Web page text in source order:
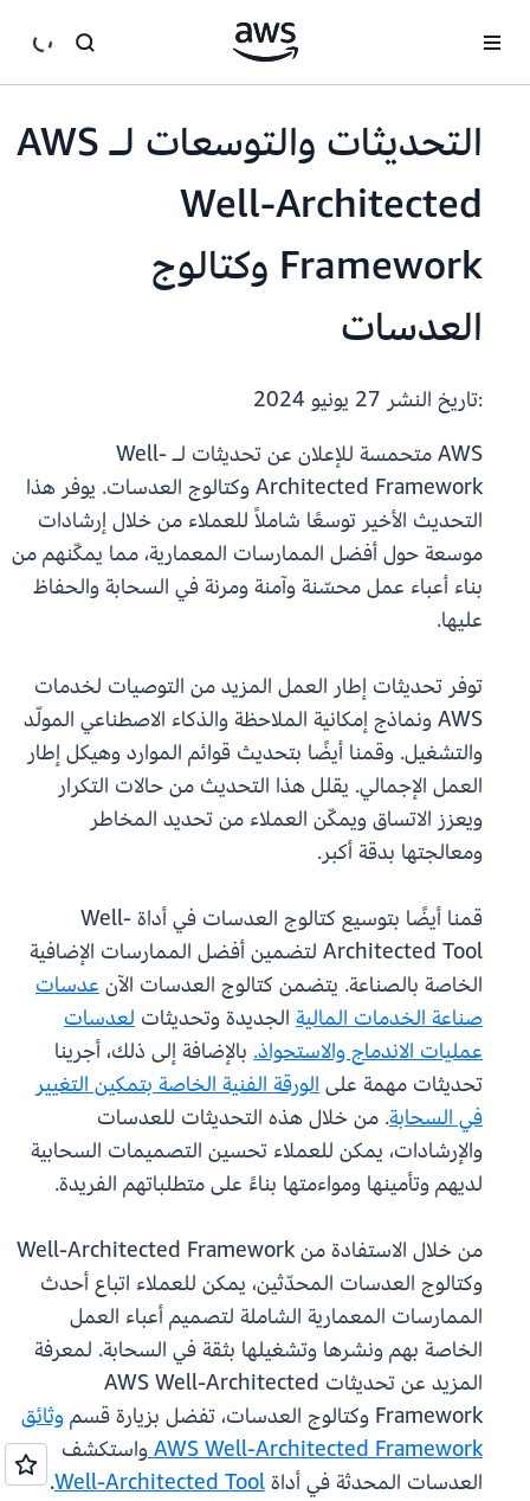
التحديثات والتوسعات لـ AWS
Well-Architected
Framework وكتالوج
العدسات
:تاريخ النشر
AWS متحمسة للإعلان عن تحديثات لـ Well-
Architected Framework وكتالوج العدسات. يوفر هذا
التحديث الأخير توسعًا شاملاً للعملاء من خلال إرشادات
موسعة حول أفضل الممارسات المعمارية، مما يمكّنهم من
بناء أعباء عمل محسّنة وآمنة ومرنة في السحابة والحفاظ
عليها.
توفر تحديثات إطار العمل المزيد من التوصيات لخدمات
AWS ونماذج إمكانية الملاحظة والذكاء الاصطناعي المولّد
والتشغيل. وقمنا أيضًا بتحديث قوائم الموارد وهيكل إطار
العمل الإجمالي. يقلل هذا التحديث من حالات التكرار
ويعزز الاتساق ويمكّن العملاء من تحديد المخاطر
ومعالجتها بدقة أكبر.
قمنا أيضًا بتوسيع كتالوج العدسات في أداة Well-
Architected Tool لتضمين أفضل الممارسات الإضافية
الخاصة بالصناعة. يتضمن كتالوج العدسات الآنعدسات
صناعة الخدمات المالية الجديدة وتحديثات لعدسات
عمليات الاندماج والاستحواذ. بالإضافة إلى ذلك، أجرينا
تحديثات مهمة علىالورقة الفنية الخاصة بتمكين التغيير
في السحابة. من خلال هذه التحديثات للعدسات
والإرشادات، يمكن للعملاء تحسين التصميمات السحابية
لديهم وتأمينها ومواءمتها بناءً على متطلباتهم الفريدة.
من خلال الاستفادة من Well-Architected Framework
وكتالوج العدسات المحدّثين، يمكن للعملاء اتباع أحدث
الممارسات المعمارية الشاملة لتصميم أعباء العمل
الخاصة بهم ونشرها وتشغيلها بثقة في السحابة. لمعرفة
المزيد عن تحديثات AWS Well-Architected
Framework وكتالوج العدسات، تفضل بزيارة قسم
وثائق
AWS Well-Architected Frameworkواستكشف
العدسات المحدثة في أداةWell-Architected Tool
.